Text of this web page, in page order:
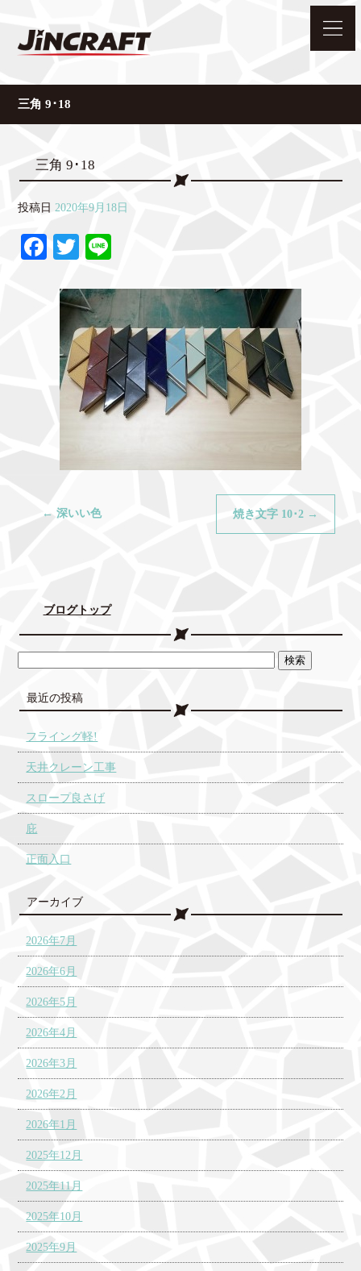
三角 9･18
三角 9･18
投稿日 2020年9月18日
Fa
bo
ok
T
tte
r
← 深いい色 焼き文字 10･2 →
ブログトップ
最近の投稿
フライング軽!
天井クレーン工事
スロープ良さげ
庇
正面入口
アーカイブ
2026年7月
2026年6月
2026年5月
2026年4月
2026年3月
2026年2月
2026年1月
2025年12月
2025年11月
2025年10月
2025年9月